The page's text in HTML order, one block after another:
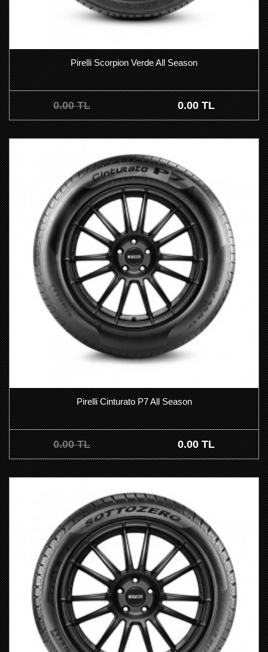
Pirelli Scorpion Verde All Season
0.00 TL 0.00 TL
Pirelli Cinturato P7 All Season
0.00 TL 0.00 TL